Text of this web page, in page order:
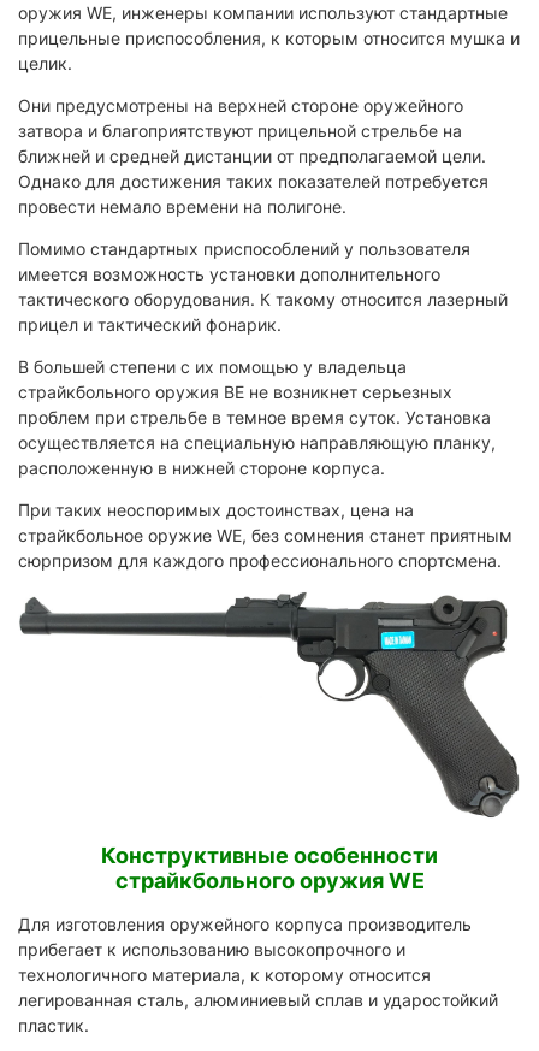
оружия WE, инженеры компании используют стандартные
прицельные приспособления, к которым относится мушка и
целик.
Они предусмотрены на верхней стороне оружейного
затвора и благоприятствуют прицельной стрельбе на
ближней и средней дистанции от предполагаемой цели.
Однако для достижения таких показателей потребуется
провести немало времени на полигоне.
Помимо стандартных приспособлений у пользователя
имеется возможность установки дополнительного
тактического оборудования. К такому относится лазерный
прицел и тактический фонарик.
В большей степени с их помощью у владельца
страйкбольного оружия ВЕ не возникнет серьезных
проблем при стрельбе в темное время суток. Установка
осуществляется на специальную направляющую планку,
расположенную в нижней стороне корпуса.
При таких неоспоримых достоинствах, цена на
страйкбольное оружие WE, без сомнения станет приятным
сюрпризом для каждого профессионального спортсмена.
Конструктивные особенности
страйкбольного оружия WE
Для изготовления оружейного корпуса производитель
прибегает к использованию высокопрочного и
технологичного материала, к которому относится
легированная сталь, алюминиевый сплав и ударостойкий
пластик.